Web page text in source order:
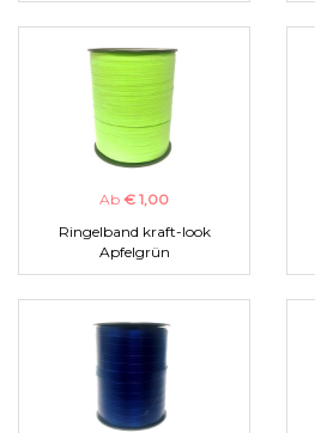
Ab € 1,00
Ringelband kraft-look
Apfelgrün